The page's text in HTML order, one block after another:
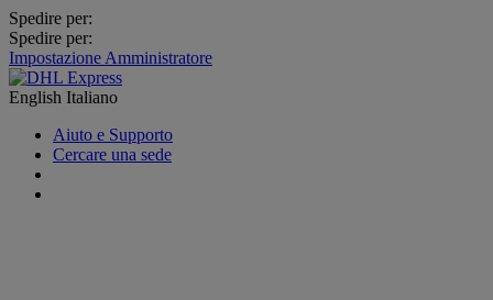
Spedire per:
Spedire per:
Impostazione Amministratore
English Italiano
Aiuto e Supporto
Cercare una sede